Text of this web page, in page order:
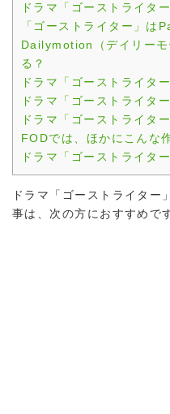
ドラマ「ゴーストライタ
「ゴーストライター」は
Dailymotion（デイリー
る？
ドラマ「ゴーストライタ
ドラマ「ゴーストライタ
ドラマ「ゴーストライタ
FODでは、ほかにこんな
ドラマ「ゴーストライタ
ドラマ「ゴーストライター
事は、次の方におすすめで